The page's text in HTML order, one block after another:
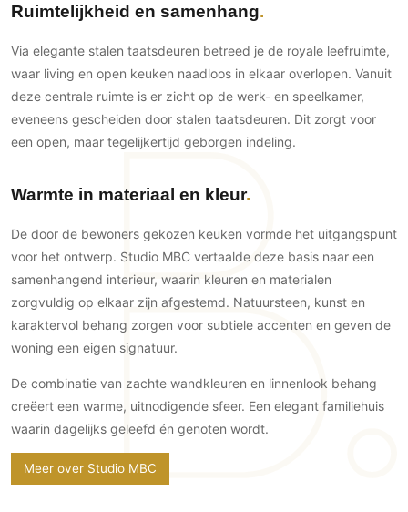
Aluminium deuren
Houten deuren
Stalen deuren
Systeemwanden
Deurbeslag
Raambeslag
Vloeren
Beton Ciré vloeren
PVC vloeren
Gietvloeren
Houten vloeren
Natuursteen en keramiek vloeren
Vloerkleden
Afwerking
Wandafwerking
Ruimtelijkheid en samenhang
Via elegante stalen taatsdeuren betreed je de royale leefruimte,
waar living en open keuken naadloos in elkaar overlopen. Vanuit
deze centrale ruimte is er zicht op de werk- en speelkamer,
eveneens gescheiden door stalen taatsdeuren. Dit zorgt voor
een open, maar tegelijkertijd geborgen indeling.
Warmte in materiaal en kleur
De door de bewoners gekozen keuken vormde het uitgangspunt
voor het ontwerp. Studio MBC vertaalde deze basis naar een
samenhangend interieur, waarin kleuren en materialen
zorgvuldig op elkaar zijn afgestemd. Natuursteen, kunst en
karaktervol behang zorgen voor subtiele accenten en geven de
woning een eigen signatuur.
De combinatie van zachte wandkleuren en linnenlook behang
creëert een warme, uitnodigende sfeer. Een elegant familiehuis
waarin dagelijks geleefd én genoten wordt.
Meer over Studio MBC